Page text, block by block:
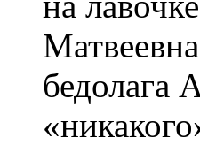
бедолага